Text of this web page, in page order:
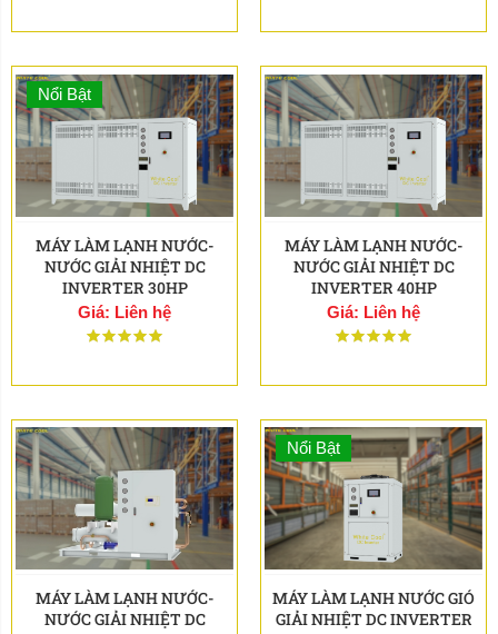
Nổi Bật
MÁY LÀM LẠNH NƯỚC-
NƯỚC GIẢI NHIỆT DC
INVERTER 30HP
Giá: Liên hệ
MÁY LÀM LẠNH NƯỚC-
NƯỚC GIẢI NHIỆT DC
INVERTER 40HP
Giá: Liên hệ
MÁY LÀM LẠNH NƯỚC-
NƯỚC GIẢI NHIỆT DC
Nổi Bật
MÁY LÀM LẠNH NƯỚC GIÓ
GIẢI NHIỆT DC INVERTER